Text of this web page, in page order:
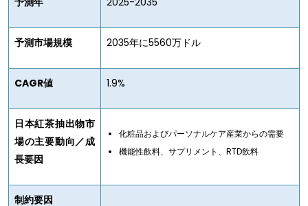
予測市場規模 2035年に5560万ドル
CAGR値 1.9%
日本紅茶抽出物市
場の主要動向／成
長要因
化粧品およびパーソナルケア産業からの需要
機能性飲料、サプリメント、RTD飲料
制約要因